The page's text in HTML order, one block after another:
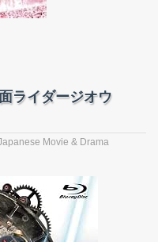
ライダージオウ
Movie & Drama